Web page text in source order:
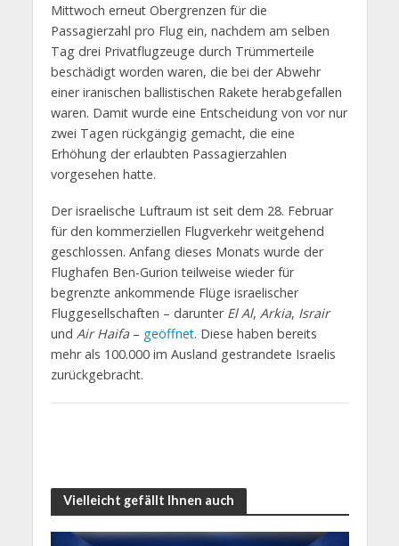
Mittwoch erneut Obergrenzen für die
Passagierzahl pro Flug ein, nachdem am selben
Tag drei Privatflugzeuge durch Trümmerteile
beschädigt worden waren, die bei der Abwehr
einer iranischen ballistischen Rakete herabgefallen
waren. Damit wurde eine Entscheidung von vor nur
zwei Tagen rückgängig gemacht, die eine
Erhöhung der erlaubten Passagierzahlen
vorgesehen hatte.
Der israelische Luftraum ist seit dem 28. Februar
für den kommerziellen Flugverkehr weitgehend
geschlossen. Anfang dieses Monats wurde der
Flughafen Ben-Gurion teilweise wieder für
begrenzte ankommende Flüge israelischer
Fluggesellschaften – darunter El Al, Arkia, Israir
und Air Haifa– geöffnet. Diese haben bereits
mehr als 100.000 im Ausland gestrandete Israelis
zurückgebracht.
Vielleicht gefällt Ihnen auch